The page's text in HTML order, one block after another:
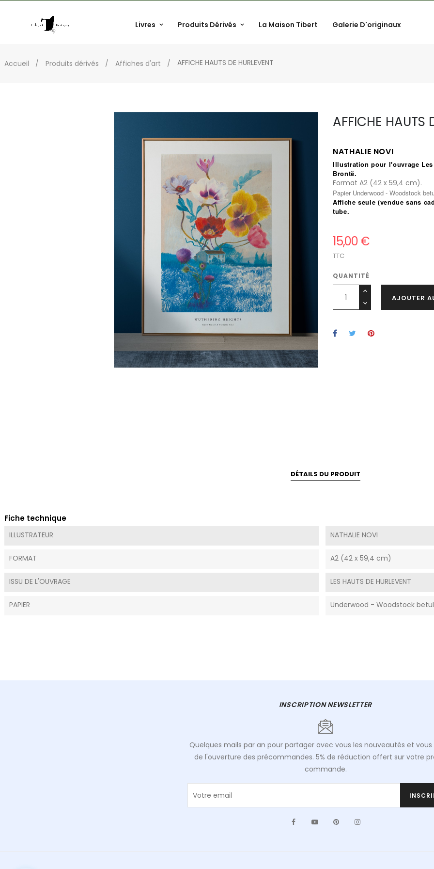
Livres Produits Dérivés La Maison Tibert Galerie D'originaux
Accueil Produits dérivés Affiches d'art AFFICHE HAUTS DE HURLEVENT
AFFICHE HAUTS
NATHALIE NOVI
Illustration pour l'ouvrage
Brontë.
Format A2 (42 x 59,4 cm).
Papier Underwood - Woodstock
Affiche seule (vendue sans
tube.
15,00 €
TTC
QUANTITÉ
AJOUTER
DÉTAILS DU PRODUIT
Fiche technique
ILLUSTRATEUR NATHALIE NOVI
FORMAT A2 (42 x 59,4 cm)
ISSU DE L'OUVRAGE LES HAUTS DE HURLEVENT
PAPIER Underwood - Woodstock
INSCRIPTION NEWSLETTER
Quelques mails par an pour partager avec vous les nouveautés et vous
de l'ouverture des précommandes. 5% de réduction offert sur votre
commande.
FacebookYouTubePinterest